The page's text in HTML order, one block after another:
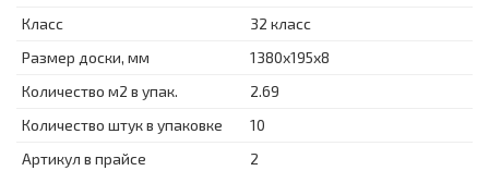
Класс
32 класс
Размер доски, мм
1380х195х8
Количество м2 в упак.
2.69
Количество штук в упаковке
10
Артикул в прайсе
2